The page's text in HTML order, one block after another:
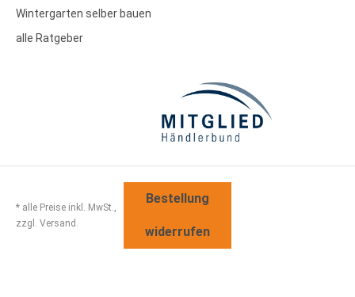
Wintergarten selber bauen
alle Ratgeber
* alle Preise inkl. MwSt.,
zzgl. Versand.
Bestellung
widerrufen